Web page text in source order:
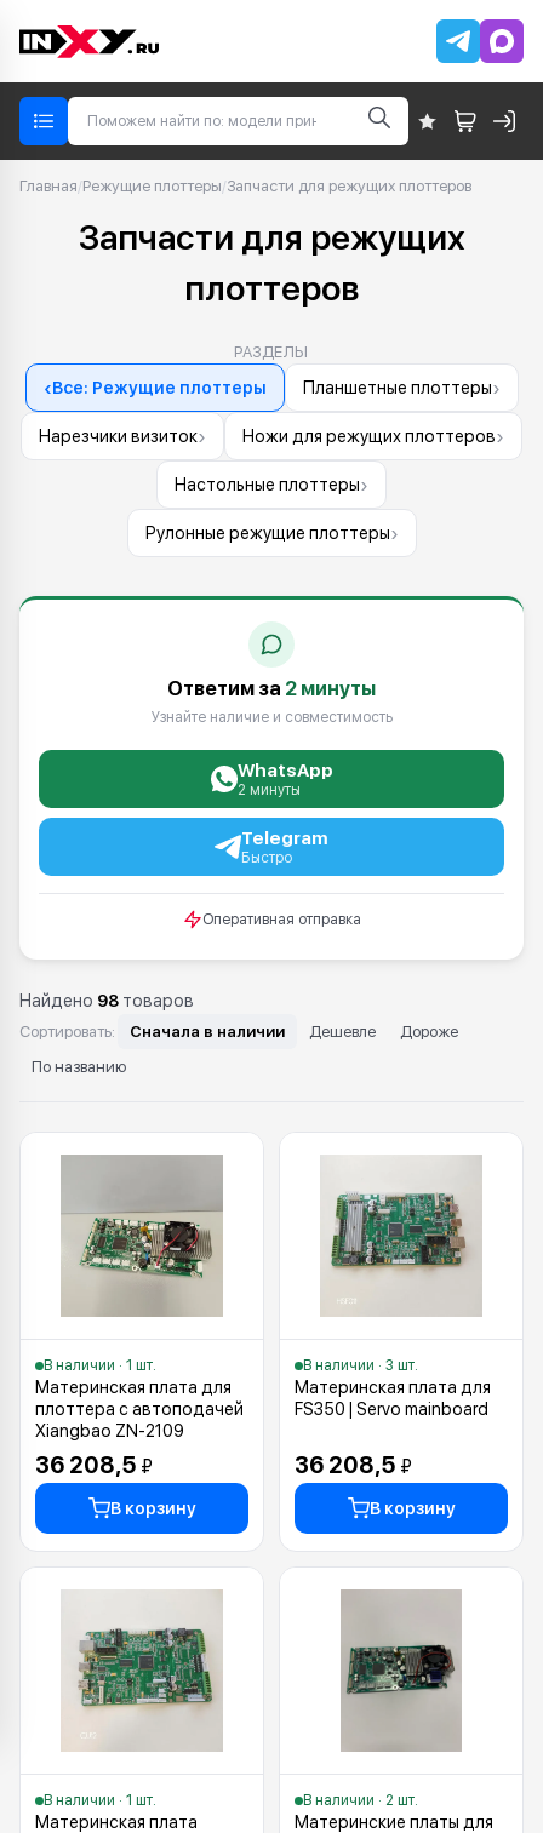
Главная/Режущие плоттеры/Запчасти для режущих плоттеров
Запчасти для режущих
плоттеров
РАЗДЕЛЫ
‹Все: Режущие плоттеры Планшетные плоттеры›
Нарезчики визиток› Ножи для режущих плоттеров›
Настольные плоттеры›
Рулонные режущие плоттеры›
Ответим за 2 минуты
Узнайте наличие и совместимость
WhatsApp
2 минуты
Telegram
Быстро
Оперативная отправка
Найдено 98 товаров
Сортировать: Сначала в наличии Дешевле
Дороже
По названию
Каталог: Запчасти для режущих
В наличии · 1 шт.
Материнская плата для
плоттера с автоподачей
Xiangbao ZN-2109
36 208,5 ₽
В корзину
В наличии · 3 шт.
Материнская плата для
FS350 | Servo mainboard
36 208,5 ₽
В корзину
В наличии · 1 шт.
Материнская плата
В наличии · 2 шт.
Материнские платы для